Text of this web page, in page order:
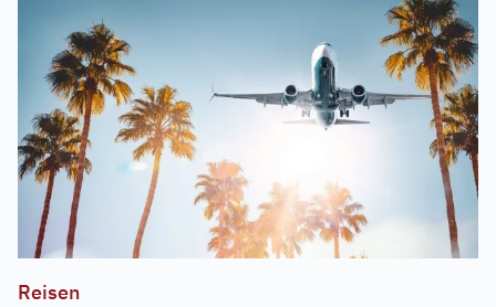
Reisen